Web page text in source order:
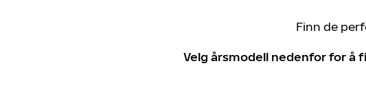
Finn de
Velg årsmodell nedenfor for